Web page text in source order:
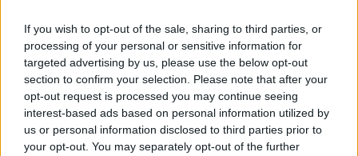
If you wish to opt-out of the sale, sharing to third parties, or
processing of your personal or sensitive information for
targeted advertising by us, please use the below opt-out
section to confirm your selection. Please note that after your
opt-out request is processed you may continue seeing
interest-based ads based on personal information utilized by
us or personal information disclosed to third parties prior to
your opt-out. You may separately opt-out of the further